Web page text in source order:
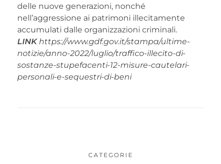
delle nuove generazioni, nonché
nell’aggressione ai patrimoni illecitamente
accumulati dalle organizzazioni criminali.
LINKhttps://www.gdf.gov.it/stampa/ultime-
notizie/anno-2022/luglio/traffico-illecito-di-
sostanze-stupefacenti-12-misure-cautelari-
personali-e-sequestri-di-beni
CATEGORIE